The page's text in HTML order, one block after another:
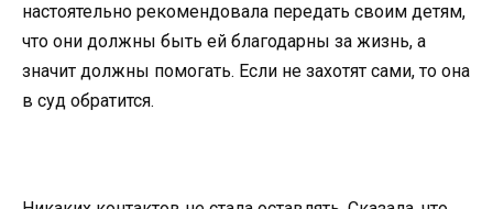
настоятельно рекомендовала передать своим детям,
что они должны быть ей благодарны за жизнь, а
значит должны помогать. Если не захотят сами, то она
в суд обратится.